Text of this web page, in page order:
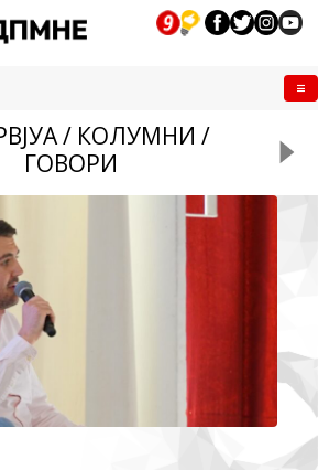
/ КОЛУМНИ /
ГОВОРИ